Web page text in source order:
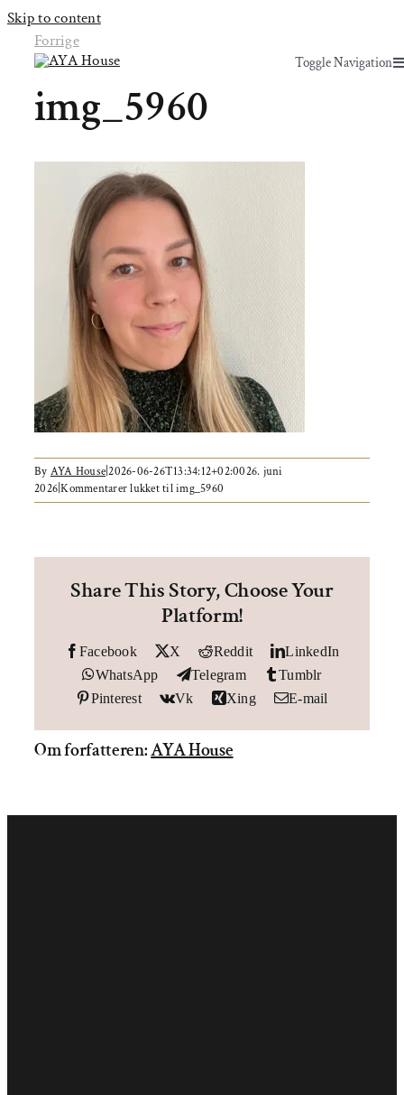
Skip to content
Toggle Navigation
Yoga & Bevægelse
Behandling
Events
Uddannelser & kurser
Lokaler
Om AYA House
Toggle Navigation
Yoga & Bevægelse
Behandling
Events
Uddannelser & kurser
Lokaler
Om AYA House
Forrige
img_5960
By AYA House|2026-06-26T13:34:12+02:0026. juni
2026|Kommentarer lukkettil img_5960
Share This Story, Choose Your
Platform!
Facebook X Reddit
LinkedIn
WhatsApp
Telegram
Tumblr
Pinterest
Vk Xing E-mail
Om forfatteren:AYA House